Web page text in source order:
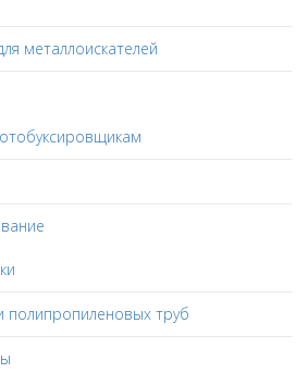
металлоискателей
полипропиленовых труб